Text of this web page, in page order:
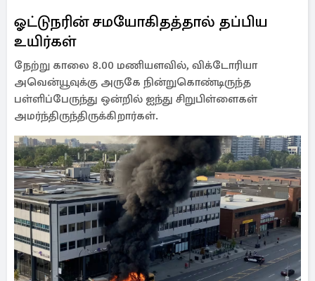
ஓட்டுநரின் சமயோகிதத்தால் தப்பிய
உயிர்கள்
நேற்று காலை 8.00 மணியளவில், விக்டோரியா
அவென்யூவுக்கு அருகே நின்றுகொண்டிருந்த
பள்ளிப்பேருந்து ஒன்றில் ஐந்து சிறுபிள்ளைகள்
அமர்ந்திருந்திருக்கிறார்கள்.